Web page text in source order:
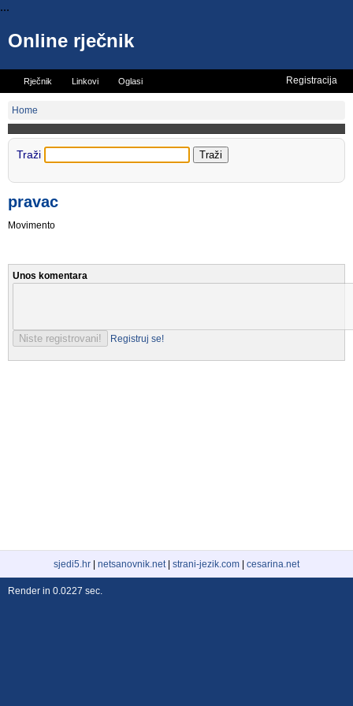
...
Online rječnik
Rječnik Linkovi Oglasi Registracija
Home
Traži
pravac
Movimento
Unos komentara
Registruj se!
sjedi5.hr netsanovnik.net| strani-jezik.com cesarina.net
Render in 0.0227 sec.